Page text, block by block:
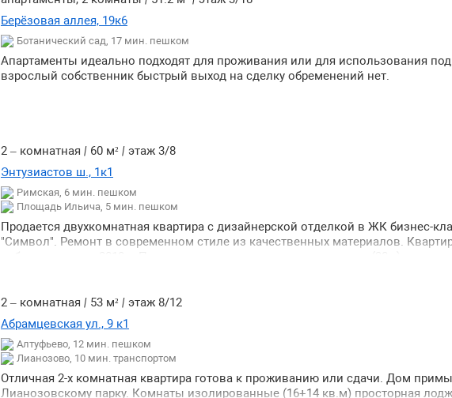
Берёзовая аллея, 19к6
Ботанический сад, 17 мин. пешком
Апартаменты идеально подходят для проживания или для использования
взрослый собственник быстрый выход на сделку обременений нет.
2 – комнатная | 60 м² | этаж 3/8
Энтузиастов ш., 1к1
Римская, 6 мин. пешком
Площадь Ильича, 5 мин. пешком
Продается двухкомнатная квартира с дизайнерской отделкой в ЖК бизнес-
"Символ". Ремонт в современном стиле из качественных материалов.
хранение. Техника: холодильник духовка с СВЧ канальный кондиционер в
стиральная машинка с сушкой проектор 4к с диагональю изображения 3 метра.
продается полностью оснащенной с мебелью и техникой. Круглосуточная
закрытая территория дома. Двор без машин въезд под шлагбаум наземная и
парковки. В ЖК большой собственный парк "Зеленая река" с велосипедными
и современными детскими площадками. В ЖК имеются детские сады школы
кофейни рестораны. Хорошая транспортная доступность до центра 5 -10 минут
2 – комнатная | 53 м² | этаж 8/12
Абрамцевская ул., 9 к1
Алтуфьево, 12 мин. пешком
Лианозово, 10 мин. транспортом
Отличная 2-х комнатная квартира готова к проживанию или сдачи. Дом
Лианозовскому парку. Комнаты изолированные (16+14 кв.м) просторная